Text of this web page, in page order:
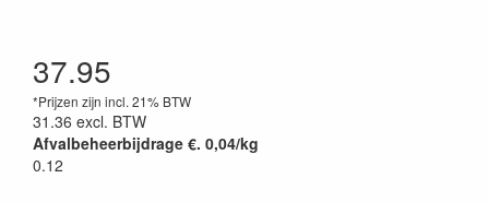
37.95
*Prijzen zijn incl. 21% BTW
31.36 excl. BTW
Afvalbeheerbijdrage €. 0,04/kg
0.12